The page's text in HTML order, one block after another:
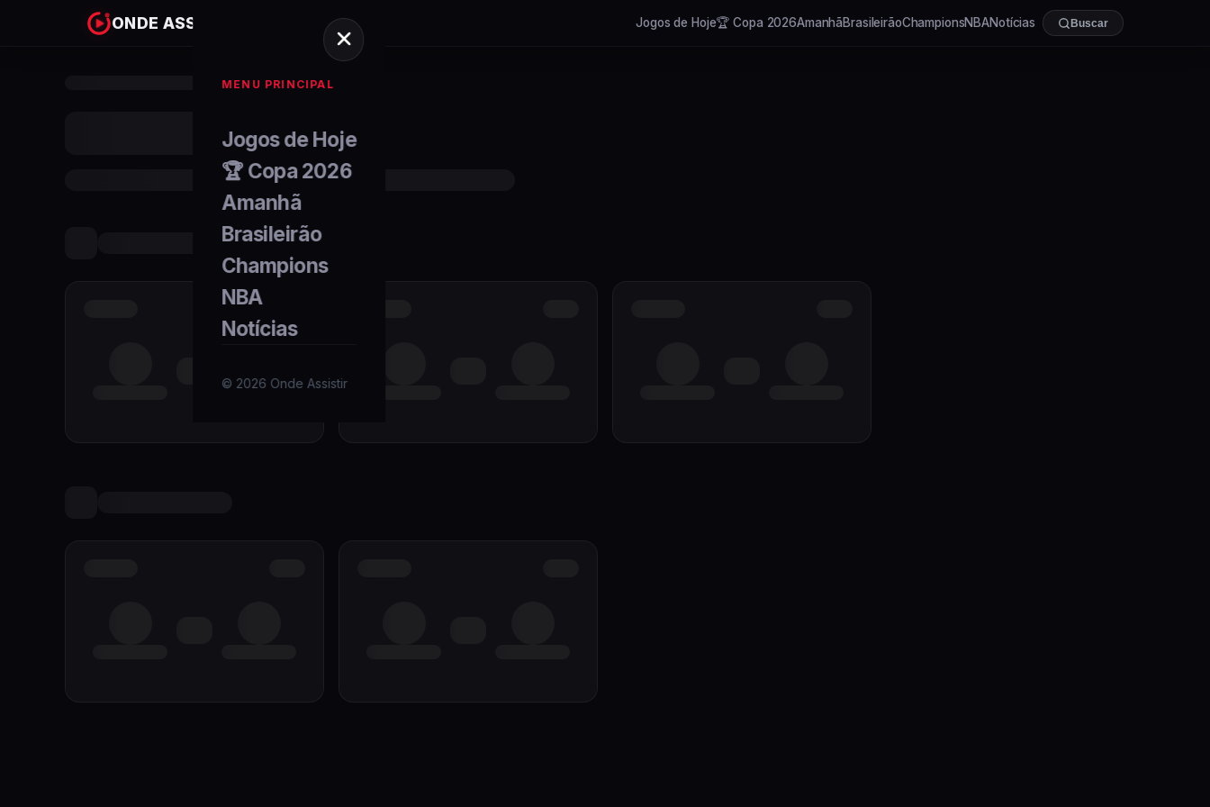
ONDE ASSISTIR Jogos de Hoje🏆 Copa 2026AmanhãBrasileirãoChampionsNBANotícias Buscar
MENU PRINCIPAL
Jogos de Hoje
🏆 Copa 2026
Amanhã
Brasileirão
Champions
NBA
Notícias
© 2026 Onde Assistir